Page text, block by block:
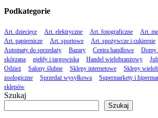
Podkategorie
Art. dziecięce Art. elektryczne Art. fotograficzne Art.
Art. papiernicze
Art. sportowe Art. spożywcze i cukiernie
Automaty do sprzedaży
Bazary Centra handlowe Domy
skórzana
giełdy i targowiska Handel wielobranżowy
Odzież
Salony ślubne Sklepy internetowe Sklepy
zoologiczne
Sprzedaż wysyłkowa Supermarkety i
sklepów
Szukaj
Szukaj